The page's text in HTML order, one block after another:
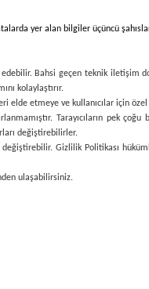
yer alan bilgiler üçüncü
edebilir. Bahsi geçen teknik
kolaylaştırır.
etmeye ve kullanıcılar için
Tarayıcıların pek
değiştirebilirler.
Gizlilik Politikası
ulaşabilirsiniz.